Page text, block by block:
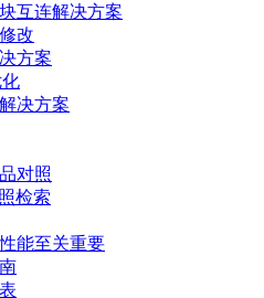
互连解决方案
改
方案
决方案
对照
检索
能至关重要